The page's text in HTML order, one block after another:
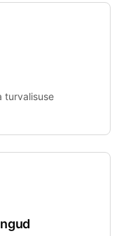
turvalisuse